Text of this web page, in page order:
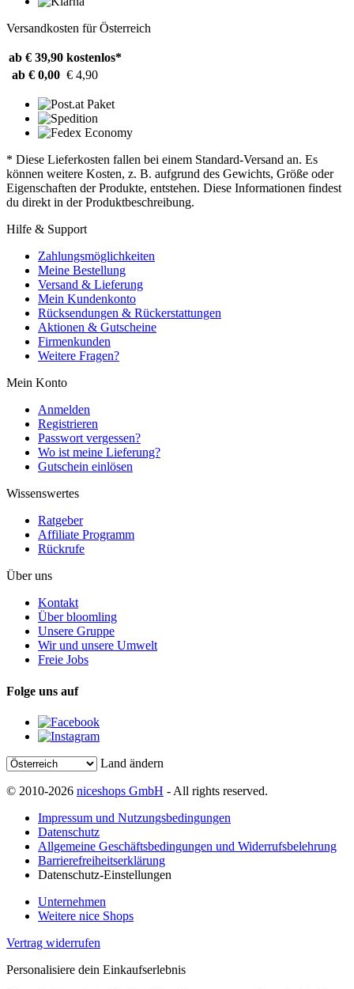
Versandkosten für Österreich
ab € 39,90 kostenlos*
ab € 0,00 € 4,90
* Diese Lieferkosten fallen bei einem Standard-Versand an. Es
können weitere Kosten, z. B. aufgrund des Gewichts, Größe oder
Eigenschaften der Produkte, entstehen. Diese Informationen findest
du direkt in der Produktbeschreibung.
Hilfe & Support
Zahlungsmöglichkeiten
Meine Bestellung
Versand & Lieferung
Mein Kundenkonto
Rücksendungen & Rückerstattungen
Aktionen & Gutscheine
Firmenkunden
Weitere Fragen?
Mein Konto
Anmelden
Registrieren
Passwort vergessen?
Wo ist meine Lieferung?
Gutschein einlösen
Wissenswertes
Ratgeber
Affiliate Programm
Rückrufe
Über uns
Kontakt
Über bloomling
Unsere Gruppe
Wir und unsere Umwelt
Freie Jobs
Folge uns auf
Land ändern
© 2010-2026 niceshops GmbH - All rights reserved.
Impressum und Nutzungsbedingungen
Datenschutz
Allgemeine Geschäftsbedingungen und Widerrufsbelehrung
Barrierefreiheitserklärung
Datenschutz-Einstellungen
Unternehmen
Weitere nice Shops
Vertrag widerrufen
Personalisiere dein Einkaufserlebnis